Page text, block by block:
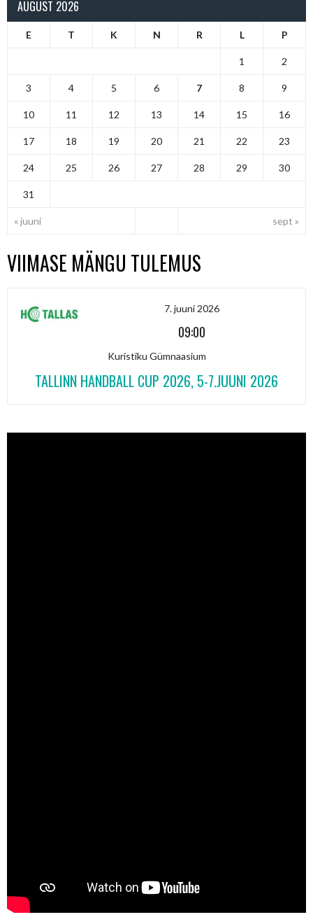
AUGUST 2026
E T K N R L P
« juuni sept »
1 2
3 4 5 6 7 8 9
10 11 12 13 14 15 16
17 18 19 20 21 22 23
24 25 26 27 28 29 30
31
VIIMASE MÄNGU TULEMUS
7. juuni 2026
09:00
Kuristiku Gümnaasium
TALLINN HANDBALL CUP 2026, 5-7.JUUNI 2026